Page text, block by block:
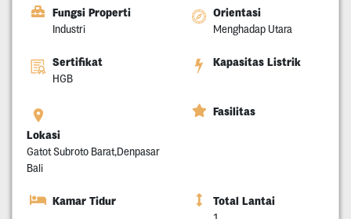
Fungsi Properti
Industri
Orientasi
Menghadap Utara
Sertifikat
HGB
Kapasitas Listrik
Lokasi
Gatot Subroto Barat,Denpasar
Bali
Fasilitas
Kamar Tidur Total Lantai